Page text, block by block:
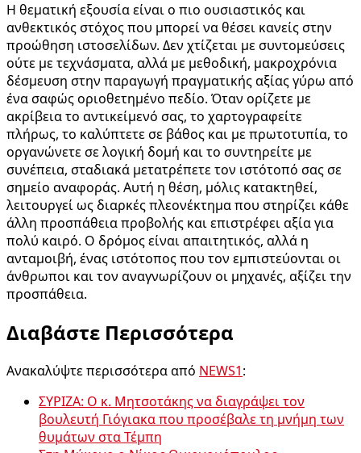
Η θεματική εξουσία είναι ο πιο ουσιαστικός και
ανθεκτικός στόχος που μπορεί να θέσει κανείς στην
προώθηση ιστοσελίδων. Δεν χτίζεται με συντομεύσεις
ούτε με τεχνάσματα, αλλά με μεθοδική, μακροχρόνια
δέσμευση στην παραγωγή πραγματικής αξίας γύρω από
ένα σαφώς οριοθετημένο πεδίο. Όταν ορίζετε με
ακρίβεια το αντικείμενό σας, το χαρτογραφείτε
πλήρως, το καλύπτετε σε βάθος και με πρωτοτυπία, το
οργανώνετε σε λογική δομή και το συντηρείτε με
συνέπεια, σταδιακά μετατρέπετε τον ιστότοπό σας σε
σημείο αναφοράς. Αυτή η θέση, μόλις κατακτηθεί,
λειτουργεί ως διαρκές πλεονέκτημα που στηρίζει κάθε
άλλη προσπάθεια προβολής και επιστρέφει αξία για
πολύ καιρό. Ο δρόμος είναι απαιτητικός, αλλά η
ανταμοιβή, ένας ιστότοπος που τον εμπιστεύονται οι
άνθρωποι και τον αναγνωρίζουν οι μηχανές, αξίζει την
προσπάθεια.
Διαβάστε Περισσότερα
Ανακαλύψτε περισσότερα από NEWS1:
ΣΥΡΙΖΑ: Ο κ. Μητσοτάκης να διαγράψει τον
βουλευτή Γιόγιακα που προσέβαλε τη μνήμη των
θυμάτων στα Τέμπη